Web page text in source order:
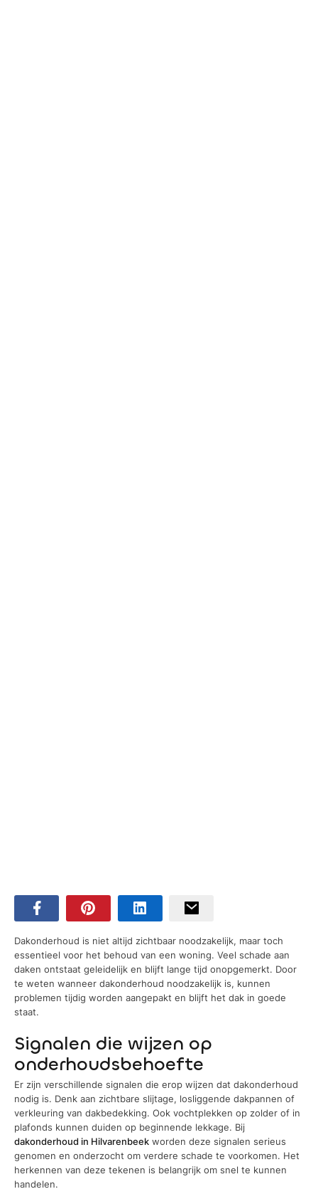
Dakonderhoud is niet altijd zichtbaar noodzakelijk, maar toch
essentieel voor het behoud van een woning. Veel schade aan
daken ontstaat geleidelijk en blijft lange tijd onopgemerkt. Door
te weten wanneer dakonderhoud noodzakelijk is, kunnen
problemen tijdig worden aangepakt en blijft het dak in goede
staat.
Signalen die wijzen op
onderhoudsbehoefte
Er zijn verschillende signalen die erop wijzen dat dakonderhoud
nodig is. Denk aan zichtbare slijtage, losliggende dakpannen of
verkleuring van dakbedekking. Ook vochtplekken op zolder of in
plafonds kunnen duiden op beginnende lekkage. Bij
dakonderhoud in Hilvarenbeek worden deze signalen serieus
genomen en onderzocht om verdere schade te voorkomen. Het
herkennen van deze tekenen is belangrijk om snel te kunnen
handelen.